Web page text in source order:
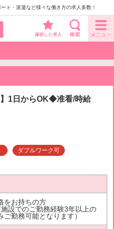
ト・派遣など様々な働き方の求人多数！
保存した求人
1日からOK◆准看/時給
ダブルワーク可
をお持ちの方
設でのご勤務経験3年以上の
勤務可能となります）